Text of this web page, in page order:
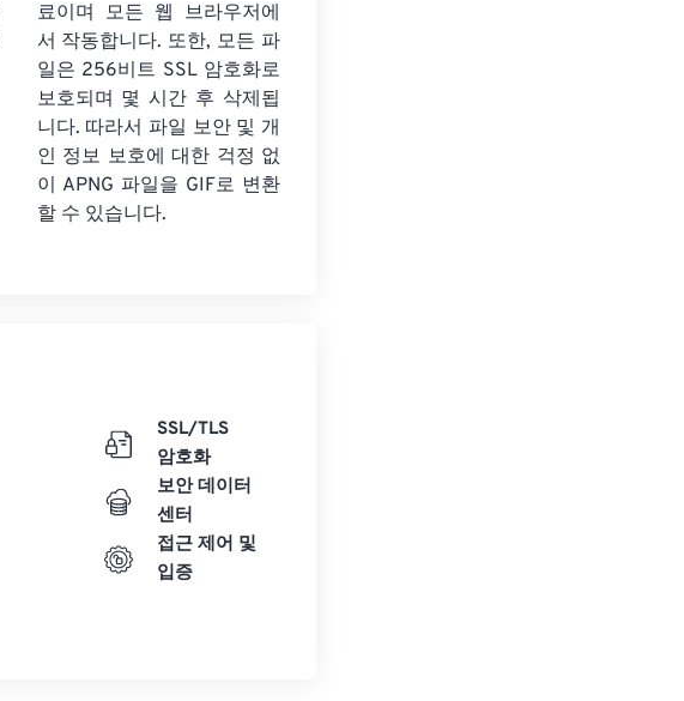
료이며 모든 웹 브라우저에
서 작동합니다. 또한, 모든 파
일은 256비트 SSL 암호화로
보호되며 몇 시간 후 삭제됩
니다. 따라서 파일 보안 및 개
인 정보 보호에 대한 걱정 없
이 APNG 파일을 GIF로 변환
할 수 있습니다.
SSL/TLS
암호화
보안 데이터
센터
접근 제어 및
입증